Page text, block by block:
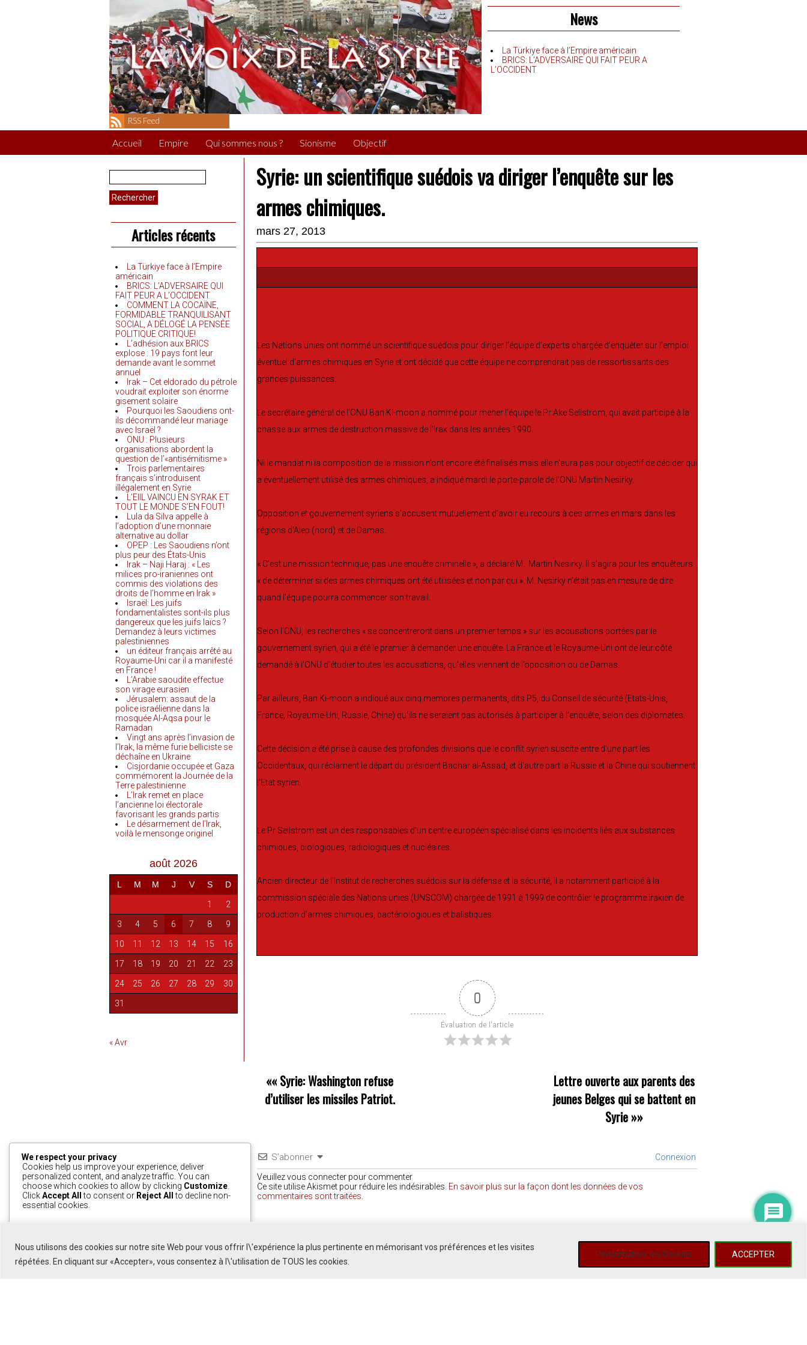
Nous utilisons des cookies sur notre site Web pour vous offrir l\'expérience la plus pertinente en mémorisant vos préférences et les visites
répétées. En cliquant sur «Accepter», vous consentez à l\'utilisation de TOUS les cookies.
Personnaliser les Cookies ACCEPTER
News
La Türkiye face à l’Empire américain
BRICS: L’ADVERSAIRE QUI FAIT PEUR A
L’OCCIDENT
RSS Feed
Accueil Empire Qui sommes nous ? Sionisme Objectif
Rechercher :
Articles récents
La Türkiye face à l’Empire
américain
BRICS: L’ADVERSAIRE QUI
FAIT PEUR A L’OCCIDENT
COMMENT LA COCAÏNE,
FORMIDABLE TRANQUILISANT
SOCIAL, A DÉLOGÉ LA PENSÉE
POLITIQUE CRITIQUE!
L’adhésion aux BRICS
explose : 19 pays font leur
demande avant le sommet
annuel
Irak – Cet eldorado du pétrole
voudrait exploiter son énorme
gisement solaire
Pourquoi les Saoudiens ont-
ils décommandé leur mariage
avec Israël ?
ONU : Plusieurs
organisations abordent la
question de l’«antisémitisme »
Trois parlementaires
français s’introduisent
illégalement en Syrie
L’EIIL VAINCU EN SYRAK ET
TOUT LE MONDE S’EN FOUT!
Lula da Silva appelle à
l’adoption d’une monnaie
alternative au dollar
OPEP : Les Saoudiens n’ont
plus peur des États-Unis
Irak – Naji Haraj : « Les
milices pro-iraniennes ont
commis des violations des
droits de l’homme en Irak »
Israël: Les juifs
fondamentalistes sont-ils plus
dangereux que les juifs laïcs ?
Demandez à leurs victimes
palestiniennes
un éditeur français arrêté au
Royaume-Uni car il a manifesté
en France !
L’Arabie saoudite effectue
son virage eurasien
Jérusalem: assaut de la
police israélienne dans la
mosquée Al-Aqsa pour le
Ramadan
Vingt ans après l’invasion de
l’Irak, la même furie belliciste se
déchaîne en Ukraine
Cisjordanie occupée et Gaza
commémorent la Journée de la
Terre palestinienne
L’Irak remet en place
l’ancienne loi électorale
favorisant les grands partis
Le désarmement de l’Irak,
voilà le mensonge originel
août 2026
L M M J V S D
1 2
3 4 5 6 7 8 9
10 11 12 13 14 15 16
17 18 19 20 21 22 23
24 25 26 27 28 29 30
31
« Avr
Syrie: un scientifique suédois va diriger l’enquête sur les
armes chimiques.
mars 27, 2013
Les Nations unies ont nommé un scientifique suédois pour diriger l’équipe d’experts chargée d’enquêter sur l’emploi
éventuel d’armes chimiques en Syrie et ont décidé que cette équipe ne comprendrait pas de ressortissants des
grandes puissances.
Le secrétaire général de l’ONU Ban Ki-moon a nommé pour mener l’équipe le Pr Ake Sellstrom, qui avait participé à la
chasse aux armes de destruction massive de l’Irak dans les années 1990.
Ni le mandat ni la composition de la mission n’ont encore été finalisés mais elle n’aura pas pour objectif de décider qui
a éventuellement utilisé des armes chimiques, a indiqué mardi le porte-parole de l’ONU Martin Nesirky.
Opposition et gouvernement syriens s’accusent mutuellement d’avoir eu recours à ces armes en mars dans les
régions d’Alep (nord) et de Damas.
« C’est une mission technique, pas une enquête criminelle », a déclaré M. Martin Nesirky. Il s’agira pour les enquêteurs
« de déterminer si des armes chimiques ont été utilisées et non par qui ». M. Nesirky n’était pas en mesure de dire
quand l’équipe pourra commencer son travail.
Selon l’ONU, les recherches « se concentreront dans un premier temps » sur les accusations portées par le
gouvernement syrien, qui a été le premier à demander une enquête. La France et le Royaume-Uni ont de leur côté
demandé à l’ONU d’étudier toutes les accusations, qu’elles viennent de l’opposition ou de Damas.
Par ailleurs, Ban Ki-moon a indiqué aux cinq membres permanents, dits P5, du Conseil de sécurité (Etats-Unis,
France, Royaume-Uni, Russie, Chine) qu’ils ne seraient pas autorisés à participer à l’enquête, selon des diplomates.
Cette décision a été prise à cause des profondes divisions que le conflit syrien suscite entre d’une part les
Occidentaux, qui réclament le départ du président Bachar al-Assad, et d’autre part la Russie et la Chine qui soutiennent
l’Etat syrien.
Le Pr Sellstrom est un des responsables d’un centre européen spécialisé dans les incidents liés aux substances
chimiques, biologiques, radiologiques et nucléaires.
Ancien directeur de l’Institut de recherches suédois sur la défense et la sécurité, il a notamment participé à la
commission spéciale des Nations unies (UNSCOM) chargée de 1991 à 1999 de contrôler le programme irakien de
production d’armes chimiques, bactériologiques et balistiques.
0
Évaluation de l'article
«« Syrie: Washington refuse
d’utiliser les missiles Patriot.
Lettre ouverte aux parents des
jeunes Belges qui se battent en
Syrie »»
S’abonner Connexion
Veuillez vous connecter pour commenter
Ce site utilise Akismet pour réduire les indésirables. En savoir plus sur la façon dont les données de vos
commentaires sont traitées
We respect your privacy
Cookies help us improve your experience, deliver
personalized content, and analyze traffic. You can
choose which cookies to allow by clicking Customize
ClickAccept All to consent or Reject All
to decline non-
essential cookies.
Powered by